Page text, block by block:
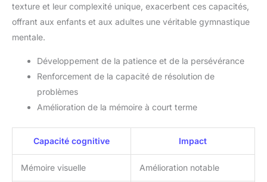
texture et leur complexité unique, exacerbent ces capacités,
offrant aux enfants et aux adultes une véritable gymnastique
mentale.
Développement de la patience et de la persévérance
Renforcement de la capacité de résolution de
problèmes
Amélioration de la mémoire à court terme
Capacité cognitive Impact
Mémoire visuelle Amélioration notable